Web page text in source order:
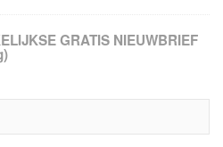
GRATIS NIEUWBRIEF